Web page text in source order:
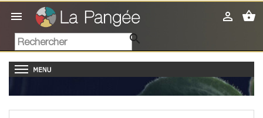
 shopping_basket

